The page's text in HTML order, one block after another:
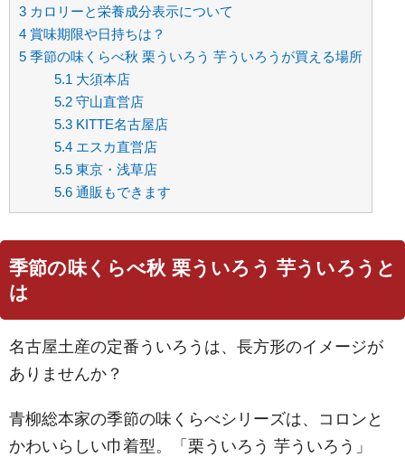
3 カロリーと栄養成分表示について
4 賞味期限や日持ちは？
5 季節の味くらべ秋 栗ういろう 芋ういろうが買える場所
5.1 大須本店
5.2守山直営店
5.3KITTE名古屋店
5.4エスカ直営店
5.5東京・浅草店
5.6通販もできます
季節の味くらべ秋 栗ういろう 芋ういろうと
は
名古屋土産の定番ういろうは、長方形のイメージが
ありませんか？
青柳総本家の季節の味くらべシリーズは、コロンと
かわいらしい巾着型。「栗ういろう 芋ういろう」